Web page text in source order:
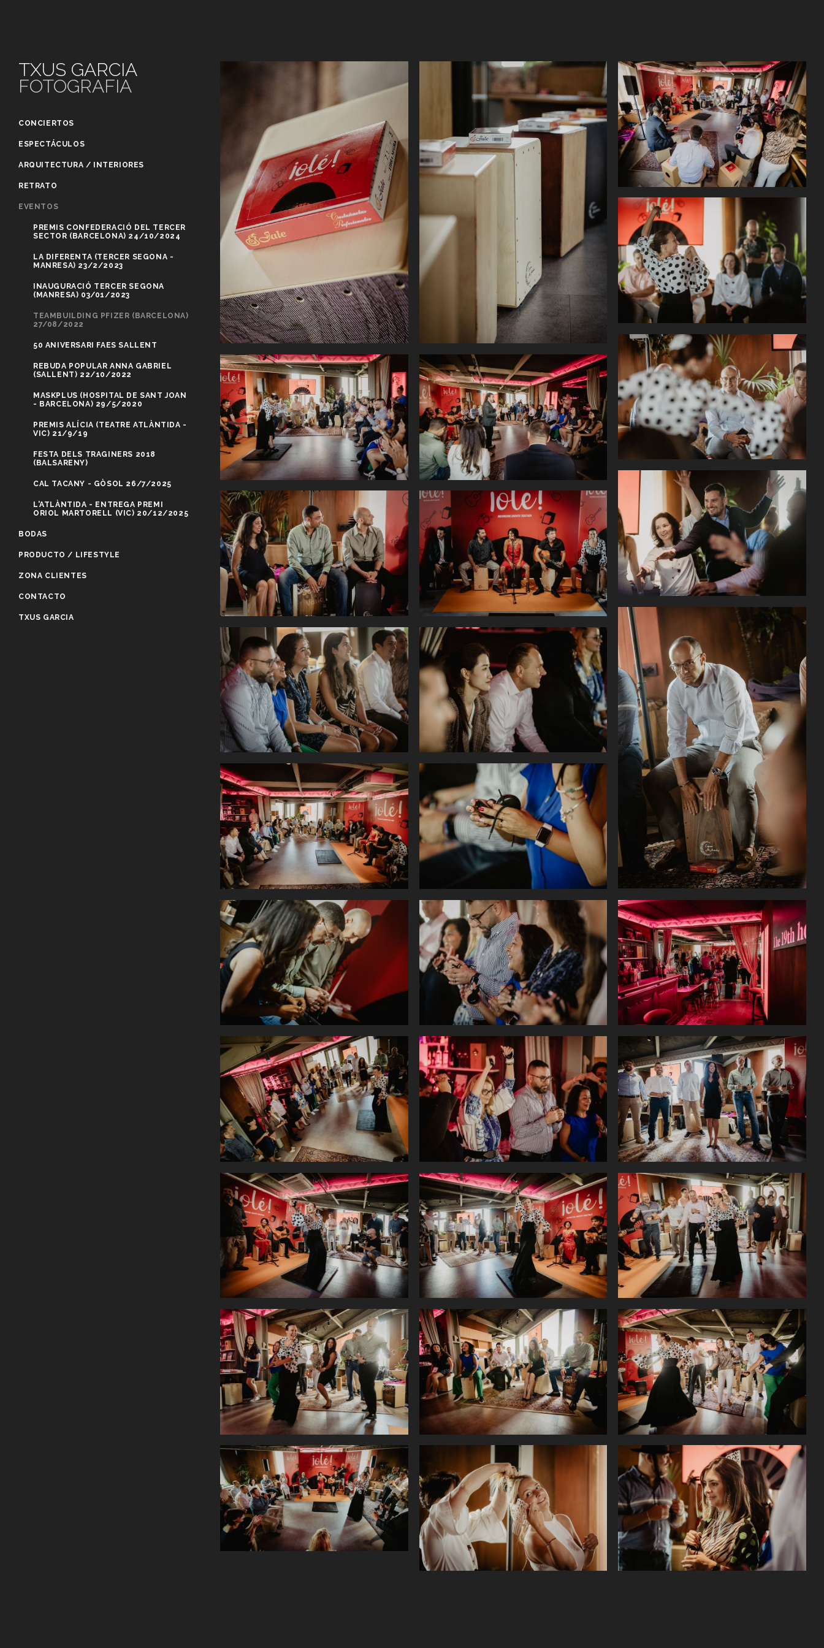
TXUS GARCIA
FOTOGRAFIA
CONCIERTOS
ESPECTÁCULOS
ARQUITECTURA / INTERIORES
RETRATO
EVENTOS
PREMIS CONFEDERACIÓ DEL TERCER
SECTOR (BARCELONA) 24/10/2024
LA DIFERENTA (TERCER SEGONA -
MANRESA) 23/2/2023
INAUGURACIÓ TERCER SEGONA
(MANRESA) 03/01/2023
TEAMBUILDING PFIZER (BARCELONA)
27/08/2022
50 ANIVERSARI FAES SALLENT
REBUDA POPULAR ANNA GABRIEL
(SALLENT) 22/10/2022
MASKPLUS (HOSPITAL DE SANT JOAN
- BARCELONA) 29/5/2020
PREMIS ALÍCIA (TEATRE ATLÀNTIDA -
VIC) 21/9/19
FESTA DELS TRAGINERS 2018
(BALSARENY)
CAL TACANY - GÒSOL 26/7/2025
L'ATLÀNTIDA - ENTREGA PREMI
ORIOL MARTORELL (VIC) 20/12/2025
BODAS
PRODUCTO / LIFESTYLE
ZONA CLIENTES
CONTACTO
TXUS GARCIA